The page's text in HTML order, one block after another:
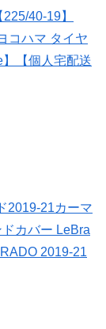
40-19】
コハマ タイヤ
【個人宅配送
2019-21カーマ
カバー LeBra
2019-21